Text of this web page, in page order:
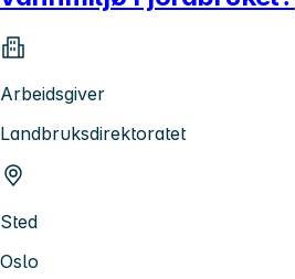
Arbeidsgiver
Landbruksdirektoratet
Sted
Oslo